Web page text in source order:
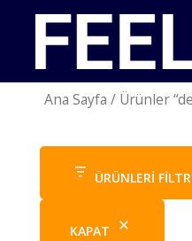
Ana Sayfa / Ürünler
ÜRÜNLERI
KAPAT